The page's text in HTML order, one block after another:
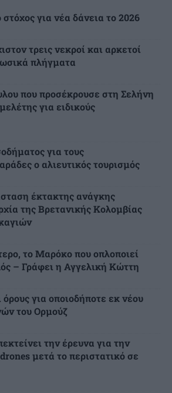
για νέα δάνεια το 2026
τρεις νεκροί και αρκετοί
πλήγματα
που προσέκρουσε στη Σελήνη
για ειδικούς
για τους
ο αλιευτικός τουρισμός
έκτακτης ανάγκης
της Βρετανικής Κολομβίας
το Μαρόκο που οπλοποιεί
– Γράφει η Αγγελική Κώττη
για οποιοδήποτε εκ νέου
του Ορμούζ
την έρευνα για την
μετά το περιστατικό σε